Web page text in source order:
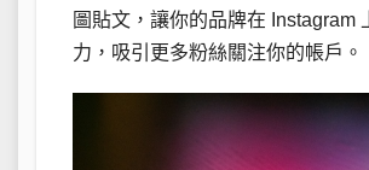
圖貼文，讓你的品牌在 Instagram
力，吸引更多粉絲關注你的帳戶。